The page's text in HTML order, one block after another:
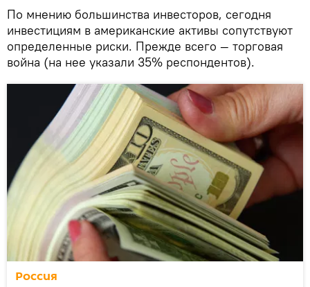
По мнению большинства инвесторов, сегодня
инвестициям в американские активы сопутствуют
определенные риски. Прежде всего — торговая
война (на нее указали 35% респондентов).
Россия